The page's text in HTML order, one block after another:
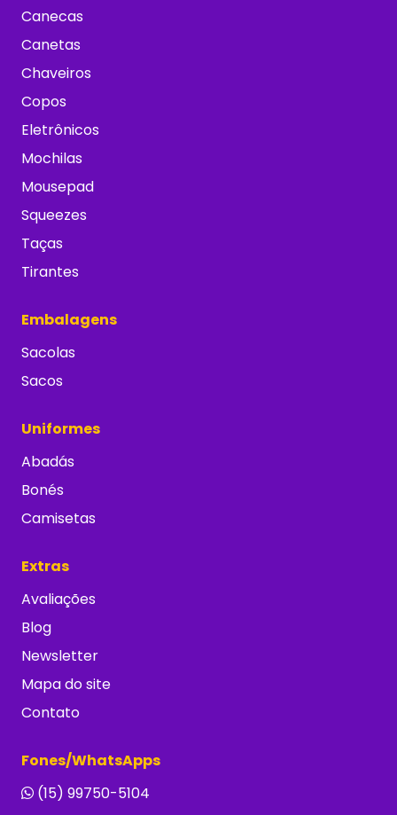
Canecas
Canetas
Chaveiros
Copos
Eletrônicos
Mochilas
Mousepad
Squeezes
Taças
Tirantes
Embalagens
Sacolas
Sacos
Uniformes
Abadás
Bonés
Camisetas
Extras
Avaliações
Blog
Newsletter
Mapa do site
Contato
Fones/WhatsApps
(15) 99750-5104